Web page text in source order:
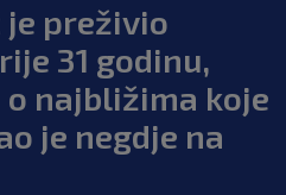
preživio
31 godinu,
najbližima koje
je negdje na